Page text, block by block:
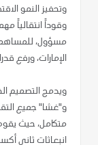
وتحفيز النمو
وقوداً انتقالياً
مسؤول،
الإمارات، ورفع
ويدمج التصميم
و"غشا" جميع
انبعاثات ثاني